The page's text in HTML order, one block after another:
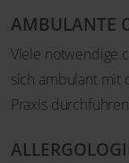
AMBULANTE
Viele notwendige
sich ambulant mit
Praxis